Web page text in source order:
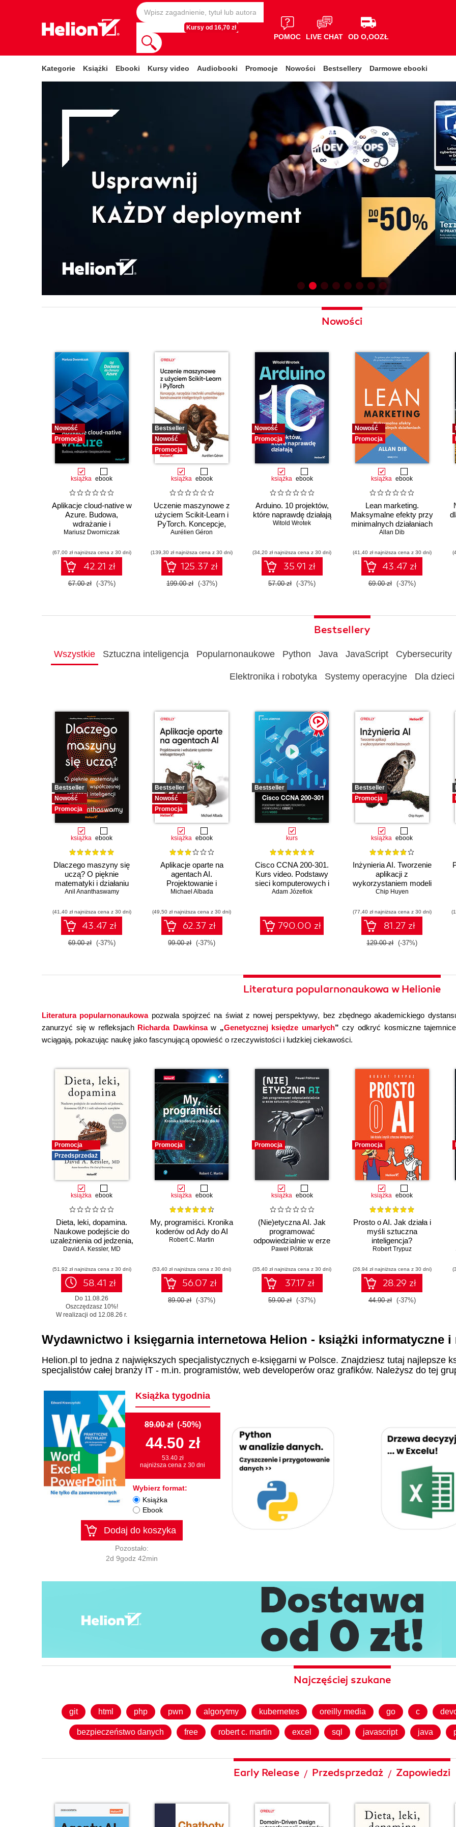
Kursy od 16,70 zł
POMOC LIVE CHAT OD O,OOZŁ
Kategorie Książki Ebooki Kursy video Audiobooki Promocje Nowości Bestsellery Darmowe ebooki
Nowości
Nowość
Promocja
książka ebook
Aplikacje cloud-native w
Azure. Budowa,
wdrażanie i
bezpieczeństwo
Mariusz Dworniczak
(67,00 zł najniższa cena z 30 dni)
42.21 zł
67.00 zł (-37%)
Bestseller
Nowość
Promocja
książka ebook
Uczenie maszynowe z
użyciem Scikit-Learn i
PyTorch. Koncepcje,
narzędzia i techniki
konstruowanie
inteligentnych systemów
Aurélien Géron
(139,30 zł najniższa cena z 30 dni)
125.37 zł
199.00 zł (-37%)
Nowość
Promocja
książka ebook
Arduino. 10 projektów,
które naprawdę działają
Witold Wrotek
(34,20 zł najniższa cena z 30 dni)
35.91 zł
57.00 zł (-37%)
Nowość
Promocja
książka ebook
Lean marketing.
Maksymalne efekty przy
minimalnych działaniach
Allan Dib
(41,40 zł najniższa cena z 30 dni)
43.47 zł
69.00 zł (-37%)
Bestsellery
Wszystkie Sztuczna inteligencja Popularnonaukowe Python Java JavaScript Cybersecurity
Elektronika i robotyka Systemy operacyjne Dla dzieci
Bestseller
Nowość
Promocja
książka ebook
Dlaczego maszyny się
uczą? O pięknie
matematyki i działaniu
współczesnej sztucznej
Anil Ananthaswamy
(41,40 zł najniższa cena z 30 dni)
43.47 zł
69.00 zł (-37%)
Bestseller
Nowość
Promocja
książka ebook
Aplikacje oparte na
agentach AI.
Projektowanie i
wdrażanie systemów
Michael Albada
(49,50 zł najniższa cena z 30 dni)
62.37 zł
99.00 zł (-37%)
Bestseller
kurs
Cisco CCNA 200-301.
Kurs video. Podstawy
sieci komputerowych i
konfiguracji
Adam Józefiok
790.00 zł
Bestseller
Promocja
książka ebook
Inżynieria AI. Tworzenie
aplikacji z
wykorzystaniem modeli
bazowych
Chip Huyen
(77,40 zł najniższa cena z 30 dni)
81.27 zł
129.00 zł (-37%)
Literatura popularnonaukowa w Helionie
Literatura popularnonaukowapozwala spojrzeć na świat z nowej perspektywy, bez zbędnego akademickiego
zanurzyć się w refleksjach Richarda Dawkinsaw „Genetycznej księdze umarłych” czy odkryć kosmiczne
wciągają, pokazując naukę jako fascynującą opowieść o rzeczywistości i ludzkiej ciekawości.
Promocja
Przedsprzedaż
książka ebook
Dieta, leki, dopamina.
Naukowe podejście do
uzależnienia od jedzenia,
fenomenu GLP-1 i roli
David A. Kessler, MD
(51,92 zł najniższa cena z 30 dni)
58.41 zł
Do 11.08.26
Oszczędzasz 10%!
W realizacji od 12.08.26 r.
Promocja
książka ebook
My, programiści. Kronika
koderów od Ady do AI
Robert C. Martin
(53,40 zł najniższa cena z 30 dni)
56.07 zł
89.00 zł (-37%)
Promocja
książka ebook
(Nie)etyczna AI. Jak
programować
odpowiedzialnie w erze
sztucznej inteligencji
Paweł Półtorak
(35,40 zł najniższa cena z 30 dni)
37.17 zł
59.00 zł (-37%)
Promocja
książka ebook
Prosto o AI. Jak działa i
myśli sztuczna
inteligencja?
Robert Trypuz
(26,94 zł najniższa cena z 30 dni)
28.29 zł
44.90 zł (-37%)
Wydawnictwo i księgarnia internetowa Helion - książki informatyczne
Helion.pl to jedna z największych specjalistycznych e-księgarni w Polsce. Znajdziesz tutaj najlepsze
specjalistów całej branży IT - m.in. programistów, web developerów oraz grafików. Należysz do tej
Książka tygodnia
89.00 zł (-50%)
44.50 zł
53.40 zł
najniższa cena z 30 dni
Wybierz format:
Książka
Ebook
Dodaj do koszyka
Pozostało:
2d 9godz 42min
Najczęściej szukane
git html php pwn algorytmy kubernetes oreilly media go c
bezpieczeństwo danych free robert c. martin excel sql javascript java
Early Release / Przedsprzedaż / Zapowiedzi